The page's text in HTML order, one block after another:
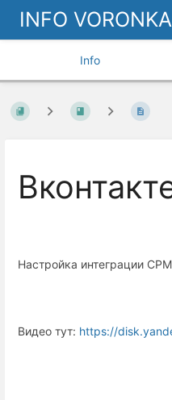
INFO
Info
Настройка интеграции
Видео тут: https://